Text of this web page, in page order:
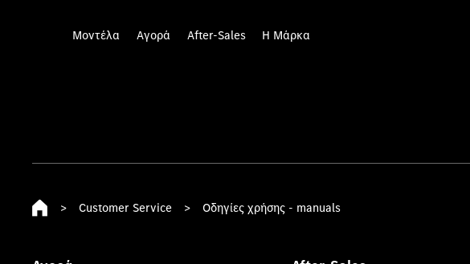
Μοντέλα Αγορά After-Sales Η Μάρκα
> Customer Service > Οδηγίες χρήσης - manuals